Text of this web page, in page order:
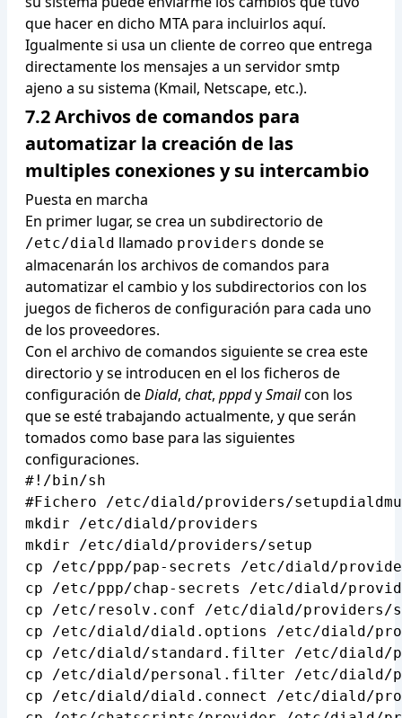
que hacer en dicho MTA para incluirlos aquí.
Igualmente si usa un cliente de correo que entrega
directamente los mensajes a un servidor smtp
ajeno a su sistema (Kmail, Netscape, etc.).
7.2 Archivos de comandos para
automatizar la creación de las
multiples conexiones y su intercambio
Puesta en marcha
En primer lugar, se crea un subdirectorio de
/etc/diald llamado providers donde se
almacenarán los archivos de comandos para
automatizar el cambio y los subdirectorios con los
juegos de ficheros de configuración para cada uno
de los proveedores.
Con el archivo de comandos siguiente se crea este
directorio y se introducen en el los ficheros de
configuración deDiald, chat, pppdySmailcon los
que se esté trabajando actualmente, y que serán
tomados como base para las siguientes
configuraciones.
#!/bin/sh
#Fichero /etc/diald/providers/
mkdir /etc/diald/providers
mkdir /etc/diald/providers/setup
cp /etc/ppp/pap-secrets /etc/diald/
cp /etc/ppp/chap-secrets /etc/diald/
cp /etc/resolv.conf /etc/diald/providers/
cp /etc/diald/diald.options /etc/diald/
cp /etc/diald/standard.filter /etc/diald/
cp /etc/diald/personal.filter /etc/diald/
cp /etc/diald/diald.connect /etc/diald/